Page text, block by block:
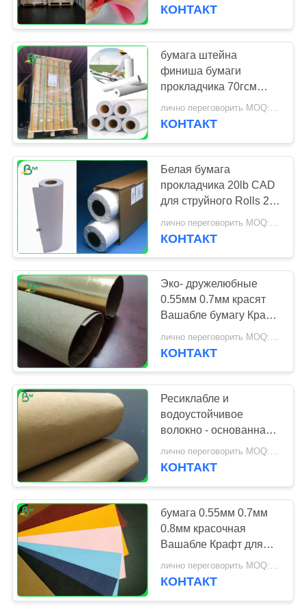
КАЧЕСТВА
СВЯЖИТЕСЬ
МЫ
НОВОСТИ
СЛУЧАИ
КАРТА
САЙТА
PRIVACY
POLICY
доска вкладыша
крафт
Бумага с
покрытием PE
409
офсетная бумага
для печати
Бумага искусства
лоска
398
Деградабле
КОНТАКТ
бумага штейна
финиша бумаги
прокладчика 70гсм
КАД проекта 100гсм
Ункоатед
лично переговорить MOQ:5 тонн
КОНТАКТ
Белая бумага
прокладчика 20lb CAD
для струйного Rolls 24"
x 150' 4 в коробку
КОНТАКТ
Эко- дружелюбные
0.55мм 0.7мм красят
Вашабле бумагу Крафт
для сопротивления
разрыва бумажника
лично переговорить MOQ:1 двор
КОНТАКТ
Ресиклабле и
водоустойчивое
волокно - основанная
Вашабле бумага Крафт
для сумки ноутбука
лично переговорить MOQ:1 тонна
КОНТАКТ
бумага 0.55мм 0.7мм
0.8мм красочная
Вашабле Крафт для
грузя делать сумки
лично переговорить MOQ:1 тонна
КОНТАКТ